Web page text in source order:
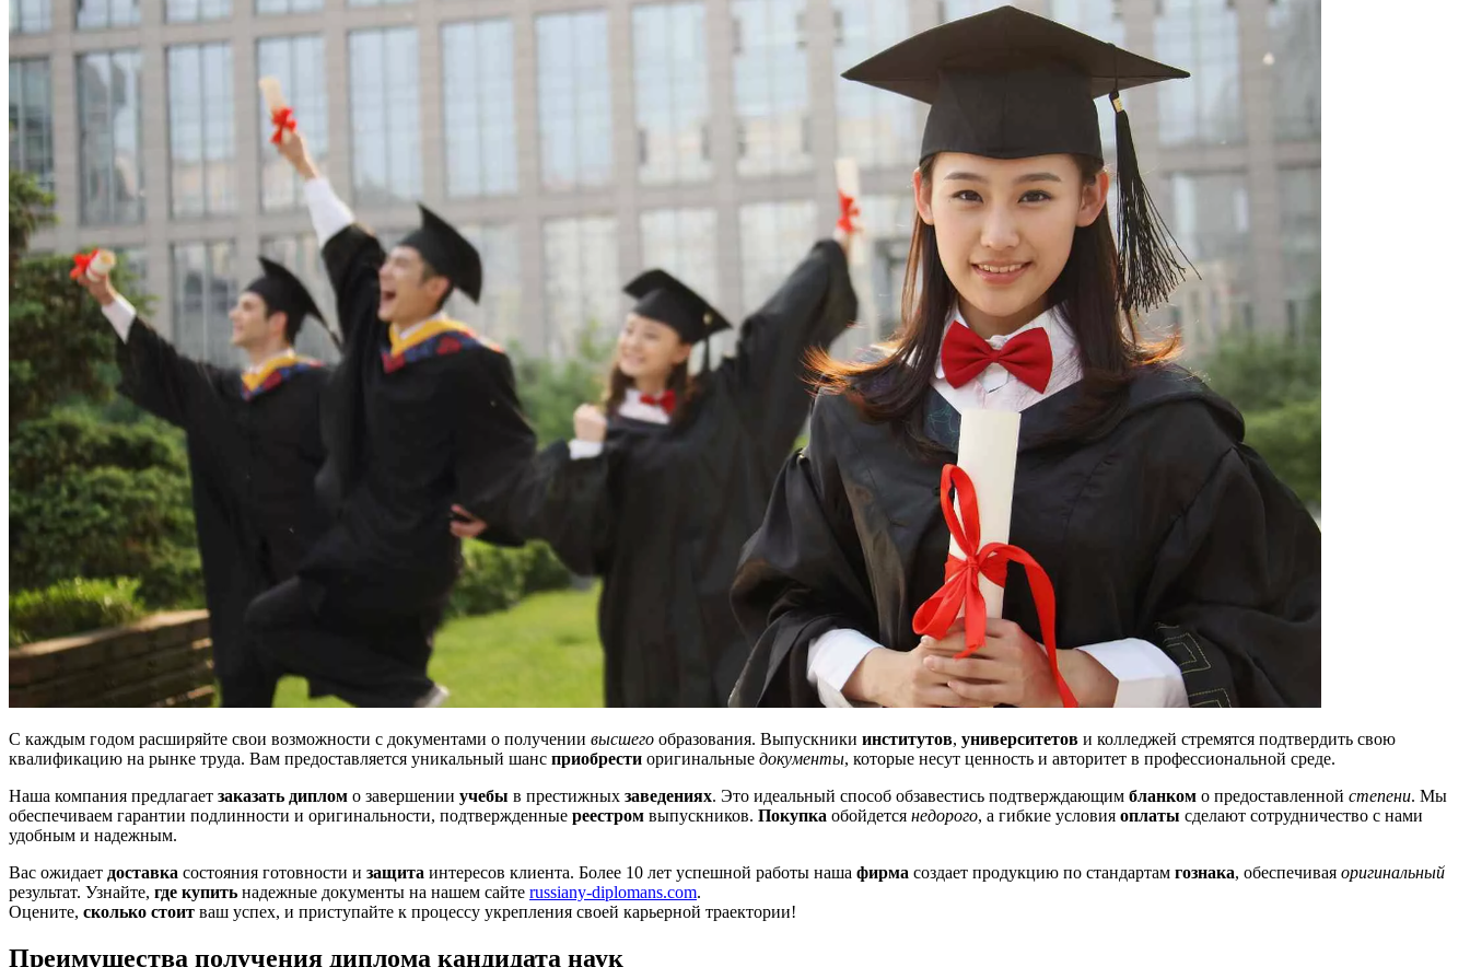
С каждым годом расширяйте свои возможности с документами о получении высшего образования. Выпускники институтов, университетов и колледжей стремятся подтвердить свою
квалификацию на рынке труда. Вам предоставляется уникальный шанс приобрести оригинальные документы, которые несут ценность и авторитет в профессиональной среде.
Наша компания предлагает заказать диплом о завершении учебы в престижных заведениях. Это идеальный способ обзавестись подтверждающим бланком о предоставленной степени. Мы
обеспечиваем гарантии подлинности и оригинальности, подтвержденные реестром выпускников. Покупка обойдется недорого, а гибкие условия оплаты сделают сотрудничество с нами
удобным и надежным.
Вас ожидает доставка состояния готовности и защита интересов клиента. Более 10 лет успешной работы наша фирма создает продукцию по стандартам гознака, обеспечивая оригинальный
результат. Узнайте, где купить надежные документы на нашем сайте russiany-diplomans.com.
Оцените, сколько стоит ваш успех, и приступайте к процессу укрепления своей карьерной траектории!
Преимущества получения диплома кандидата наук